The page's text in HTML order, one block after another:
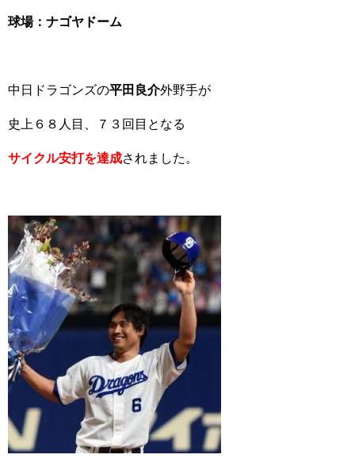
球場：ナゴヤドーム
中日ドラゴンズの平田良介外野手が
史上６８人目、７３回目となる
サイクル安打を達成されました。